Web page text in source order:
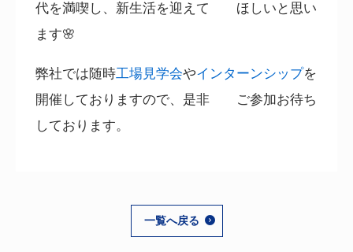
代を満喫し、新生活を迎えて ほしいと思い
ます🌸
弊社では随時工場見学会やインターンシップを
開催しておりますので、是非 ご参加お待ち
しております。
一覧へ戻る